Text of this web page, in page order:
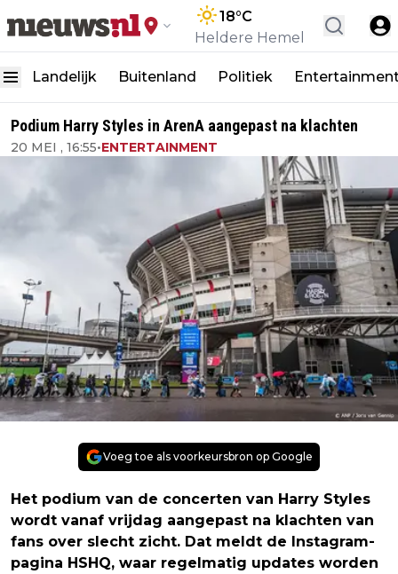
18°C
Heldere Hemel
Landelijk Buitenland Politiek
Podium Harry Styles in ArenA aangepast na klachten
20 MEI , 16:55•ENTERTAINMENT
Voeg toe als voorkeursbron op Google
Het podium van de concerten van Harry Styles
wordt vanaf vrijdag aangepast na klachten van
fans over slecht zicht. Dat meldt de Instagram-
pagina HSHQ, waar regelmatig updates worden